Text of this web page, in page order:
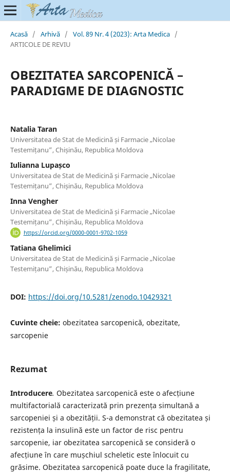
Acasă / Arhivă / Vol. 89 Nr. 4 (2023): Arta Medica /
ARTICOLE DE REVIU
OBEZITATEA SARCOPENICĂ –
PARADIGME DE DIAGNOSTIC
Natalia Taran
Universitatea de Stat de Medicină și Farmacie „Nicolae
Testemițanu”, Chișinău, Republica Moldova
Iulianna Lupașco
Universitatea de Stat de Medicină și Farmacie „Nicolae
Testemițanu”, Chișinău, Republica Moldova
Inna Vengher
Universitatea de Stat de Medicină și Farmacie „Nicolae
Testemițanu”, Chișinău, Republica Moldova
https://orcid.org/0000-0001-9702-1059
Tatiana Ghelimici
Universitatea de Stat de Medicină și Farmacie „Nicolae
Testemițanu”, Chișinău, Republica Moldova
DOI: https://doi.org/10.5281/zenodo.10429321
Cuvinte cheie: obezitatea sarcopenică, obezitate,
sarcopenie
Rezumat
Introducere. Obezitatea sarcopenică este o afecțiune
multifactorială caracterizată prin prezența simultană a
sarcopeniei și a obezității. S-a demonstrat că obezitatea și
rezistența la insulină este un factor de risc pentru
sarcopenie, iar obezitatea sarcopenică se consideră o
afecțiune în care mușchiul scheletic este înlocuit cu
grăsime. Obezitatea sarcopenică poate duce la fragilitate,